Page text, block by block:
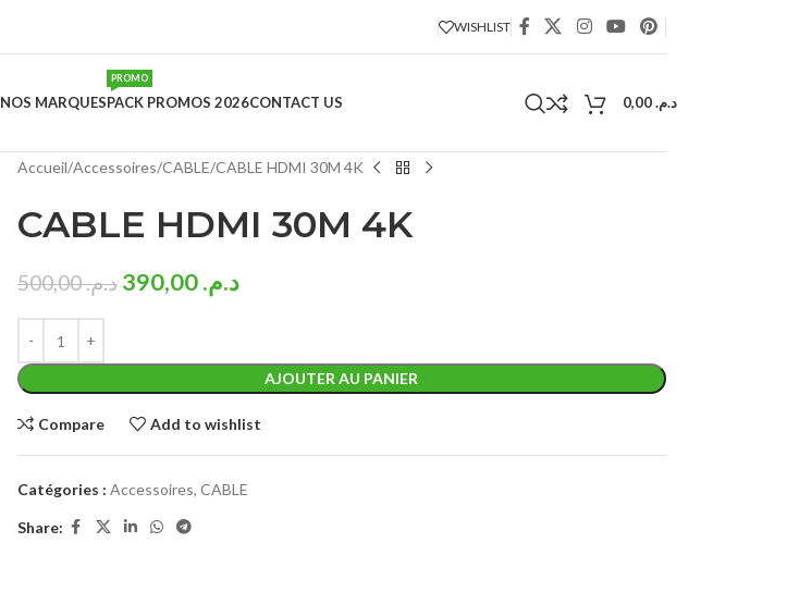
WISHLIST
NOS MARQUESPACK PROMOS 2026
PROMO
CONTACT US د.م.
Accueil Accessoires CABLE CABLE HDMI 30M 4K
CABLE HDMI 30M 4K
د.م.500,00 د.م.390,00
AJOUTER AU PANIER
Compare Add to wishlist
Catégories : Accessoires, CABLE
Share: